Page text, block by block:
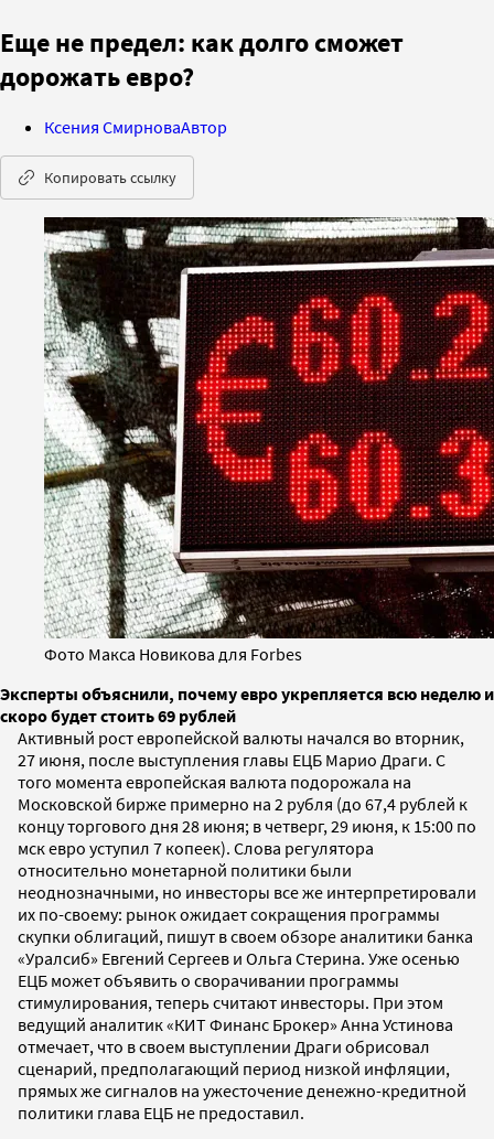
Еще не предел: как долго сможет
дорожать евро?
Ксения СмирноваАвтор
Копировать ссылку
Фото Макса Новикова для Forbes
Эксперты объяснили, почему евро укрепляется всю неделю и
скоро будет стоить 69 рублей
Активный рост европейской валюты начался во вторник,
27 июня, после выступления главы ЕЦБ Марио Драги. С
того момента европейская валюта подорожала на
Московской бирже примерно на 2 рубля (до 67,4 рублей к
концу торгового дня 28 июня; в четверг, 29 июня, к 15:00 по
мск евро уступил 7 копеек). Слова регулятора
относительно монетарной политики были
неоднозначными, но инвесторы все же интерпретировали
их по-своему: рынок ожидает сокращения программы
скупки облигаций, пишут в своем обзоре аналитики банка
«Уралсиб» Евгений Сергеев и Ольга Стерина. Уже осенью
ЕЦБ может объявить о сворачивании программы
стимулирования, теперь считают инвесторы. При этом
ведущий аналитик «КИТ Финанс Брокер» Анна Устинова
отмечает, что в своем выступлении Драги обрисовал
сценарий, предполагающий период низкой инфляции,
прямых же сигналов на ужесточение денежно-кредитной
политики глава ЕЦБ не предоставил.